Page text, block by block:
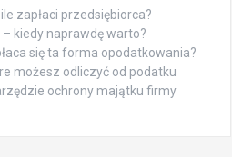
zapłaci przedsiębiorca?
kiedy naprawdę warto?
się ta forma opodatkowania?
możesz odliczyć od podatku
ochrony majątku firmy